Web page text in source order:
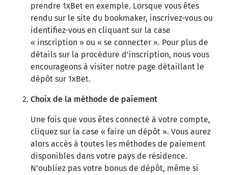
prendre 1xBet en exemple. Lorsque vous êtes
rendu sur le site du bookmaker, inscrivez-vous ou
identifiez-vous en cliquant sur la case
« inscription » ou « se connecter ». Pour plus de
détails sur la procédure d’inscription, nous vous
encourageons à visiter notre page détaillant le
dépôt sur 1xBet.
Choix de la méthode de paiement
Une fois que vous êtes connecté à votre compte,
cliquez sur la case « faire un dépôt ». Vous aurez
alors accès à toutes les méthodes de paiement
disponibles dans votre pays de résidence.
N’oubliez pas votre bonus de dépôt, même si